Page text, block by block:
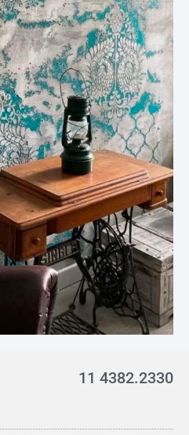
11 4382.2330